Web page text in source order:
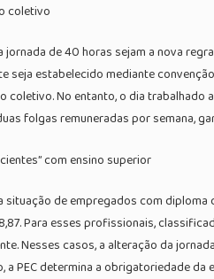
coletivo
jornada de 40 horas sejam a nova
seja estabelecido mediante
coletivo. No entanto, o dia
folgas remuneradas por semana,
com ensino superior
situação de empregados com
Para esses profissionais,
Nesses casos, a alteração da
a PEC determina a obrigatoriedade